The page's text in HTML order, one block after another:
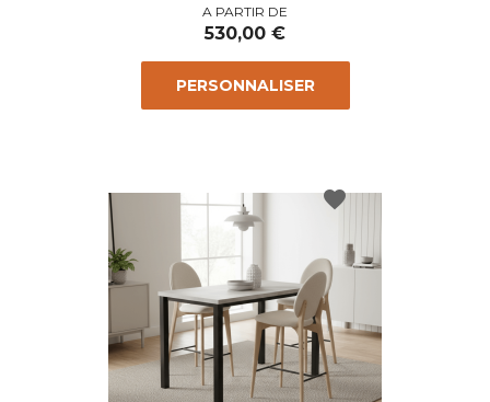
Prix
A PARTIR DE
530,00 €
PERSONNALISER
favorite